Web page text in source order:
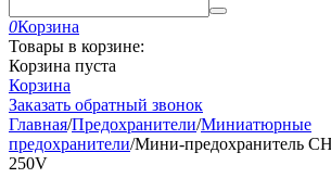
0Корзина
Товары в корзине:
Корзина пуста
Корзина
Заказать обратный звонок
Главная/Предохранители/Миниатюрные
предохранители/Мини-предохранитель
250V